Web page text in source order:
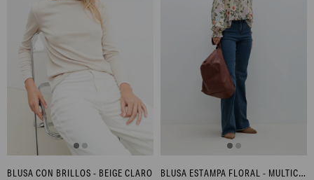
BLUSA CON BRILLOS - BEIGE CLARO BLUSA ESTAMPA FLORAL - MULTICOLOR